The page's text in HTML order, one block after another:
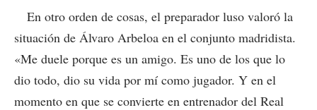
En otro orden de cosas, el preparador luso valoró la
situación de Álvaro Arbeloa en el conjunto madridista.
«Me duele porque es un amigo. Es uno de los que lo
dio todo, dio su vida por mí como jugador. Y en el
momento en que se convierte en entrenador del Real